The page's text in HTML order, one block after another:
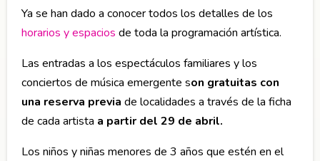
Ya se han dado a conocer todos los detalles de los
horarios y espacios de toda la programación artística.
Las entradas a los espectáculos familiares y los
conciertos de música emergente son gratuitas con
una reserva previa de localidades a través de la ficha
de cada artista a partir del 29 de abril.
Los niños y niñas menores de 3 años que estén en el